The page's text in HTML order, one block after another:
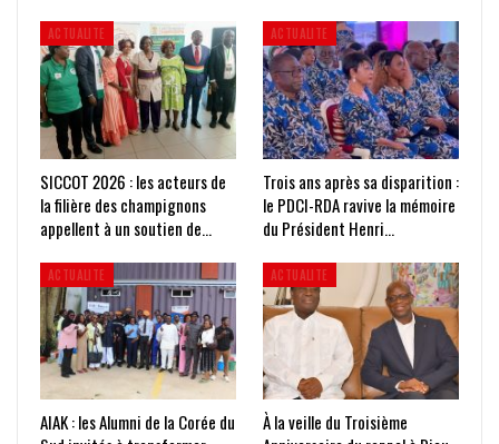
ACTUALITE
SICCOT 2026 : les acteurs de
la filière des champignons
appellent à un soutien de…
ACTUALITE
Trois ans après sa disparition :
le PDCI-RDA ravive la mémoire
du Président Henri…
ACTUALITE
AIAK : les Alumni de la Corée du
ACTUALITE
À la veille du Troisième